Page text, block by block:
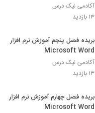
آکادمی نیک درس
۱۳ بازدید
بریده فصل پنجم آموزش نرم افزار
Microsoft Word
آکادمی نیک درس
۱۳ بازدید
بریده فصل چهارم آموزش نرم افزار
Microsoft Word